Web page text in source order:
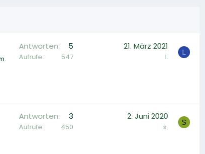
Antworten 5
Aufrufe 547
21. März 2021
l. L
Antworten 3
Aufrufe 450
2. Juni 2020
s. S